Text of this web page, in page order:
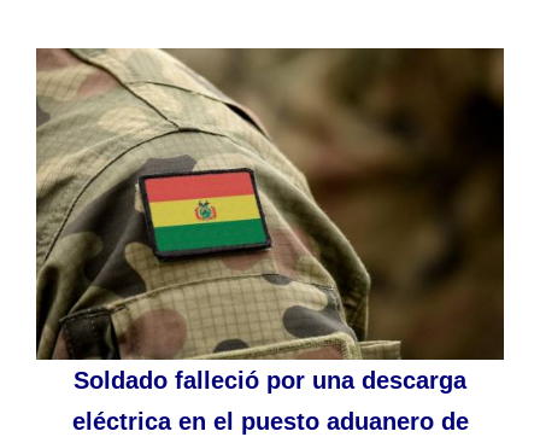
Soldado falleció por una descarga
eléctrica en el puesto aduanero de